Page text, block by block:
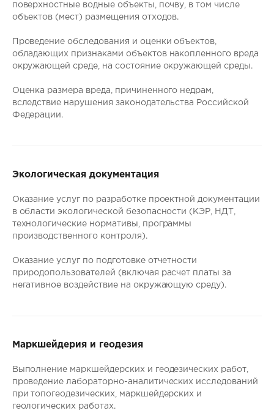
поверхностные водные объекты, почву, в том числе
объектов (мест) размещения отходов.
Проведение обследования и оценки объектов,
обладающих признаками объектов накопленного вреда
окружающей среде, на состояние окружающей среды.
Оценка размера вреда, причиненного недрам,
вследствие нарушения законодательства Российской
Федерации.
Экологическая документация
Оказание услуг по разработке проектной документации
в области экологической безопасности (КЭР, НДТ,
технологические нормативы, программы
производственного контроля).
Оказание услуг по подготовке отчетности
природопользователей (включая расчет платы за
негативное воздействие на окружающую среду).
Маркшейдерия и геодезия
Выполнение маркшейдерских и геодезических работ,
проведение лабораторно-аналитических исследований
при топогеодезических, маркшейдерских и
геологических работах.